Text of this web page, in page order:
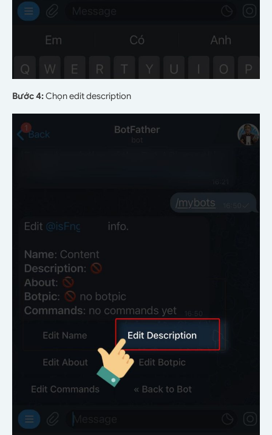
Bước 4:Chọn edit description